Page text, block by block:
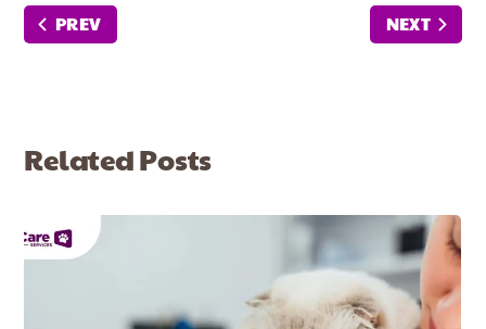
PREV NEXT
Related Posts